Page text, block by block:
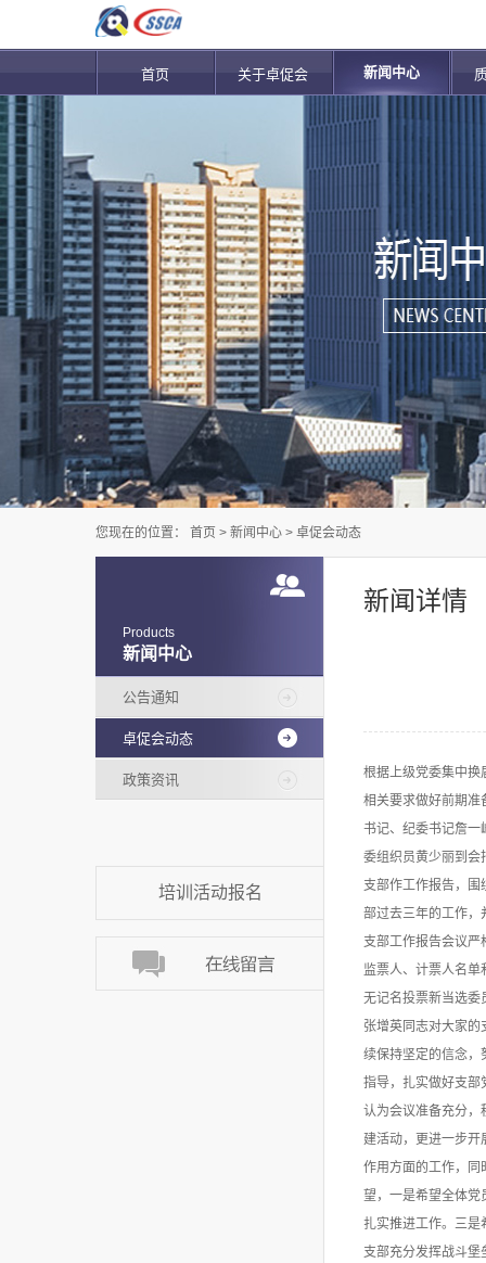
首页 关于卓促会 新闻中心
新闻中心
Products
公告通知
卓促会动态
政策资讯
培训活动报名
新闻详情
您现在的位置： 首页 > 新闻中心 > 卓促会动态
根据上级党委集中换
相关要求做好前期准
书记、纪委书记詹一
委组织员黄少丽到会
支部作工作报告，
部过去三年的工作，
支部工作报告会议
监票人、计票人名
无记名投票新当选委
张增英同志对大家
续保持坚定的信念，
指导，扎实做好支部
认为会议准备充分，
建活动，更进一步
作用方面的工作，同
望，一是希望全体党
扎实推进工作。三是
支部充分发挥战斗